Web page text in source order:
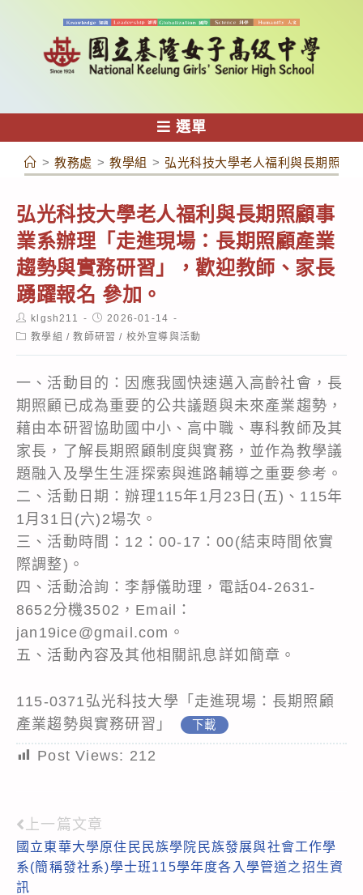
容
選單
> 教務處 > 教學組 > 弘光科技大學老人福利與長期照顧
弘光科技大學老人福利與長期照顧事
業系辦理「走進現場：長期照顧產業
趨勢與實務研習」，歡迎教師、家長
踴躍報名 參加。
Post
author:
klgsh211
Post
published:
2026-01-14
Post教學組 / 教師研習 / 校外宣導與活動
一、活動目的：因應我國快速邁入高齡社會，長
期照顧已成為重要的公共議題與未來產業趨勢，
藉由本研習協助國中小、高中職、專科教師及其
家長，了解長期照顧制度與實務，並作為教學議
題融入及學生生涯探索與進路輔導之重要參考。
二、活動日期：辦理115年1月23日(五)、115年
1月31日(六)2場次。
三、活動時間：12：00-17：00(結束時間依實
際調整)。
四、活動洽詢：李靜儀助理，電話04-2631-
8652分機3502，Email：
jan19ice@gmail.com。
五、活動內容及其他相關訊息詳如簡章。
115-0371弘光科技大學「走進現場：長期照顧
產業趨勢與實務研習」
下載
Post Views: 212
Read
more
articles
上一篇文章
國立東華大學原住民民族學院民族發展與社會工作學
系(簡稱發社系)學士班115學年度各入學管道之招生資
訊